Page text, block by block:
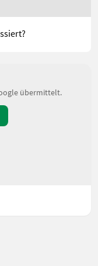
übermittelt.